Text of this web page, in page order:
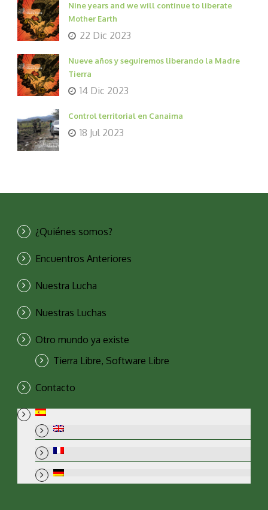
Nine years and we will continue to liberate
Mother Earth
22 Dic 2023
Nueve años y seguiremos liberando la Madre
Tierra
14 Dic 2023
Control territorial en Canaima
18 Jul 2023
¿Quiénes somos?
Encuentros Anteriores
Nuestra Lucha
Nuestras Luchas
Otro mundo ya existe
Tierra Libre, Software Libre
Contacto